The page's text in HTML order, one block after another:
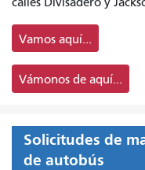
Vamos aquí...
Vámonos de aquí...
Solicitudes de
de autobús